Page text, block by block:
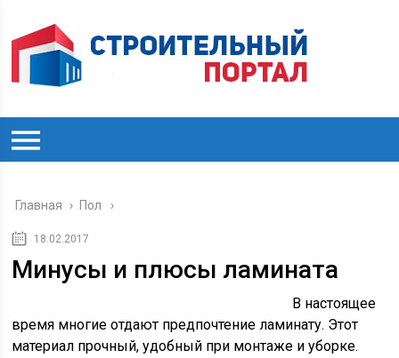
Главная › Пол
18.02.2017
Минусы и плюсы ламината
В настоящее
время многие отдают предпочтение ламинату. Этот
материал прочный, удобный при монтаже и уборке.